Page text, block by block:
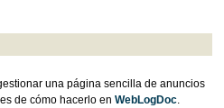
una página sencilla de anuncios
de cómo hacerlo en WebLogDoc.